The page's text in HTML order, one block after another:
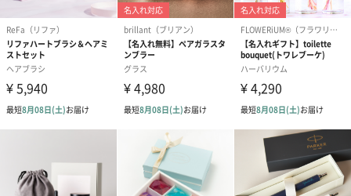
スイーツ
スイーツを同梱してお届けいたします。ギフトへの＋αにおすすめ
です。